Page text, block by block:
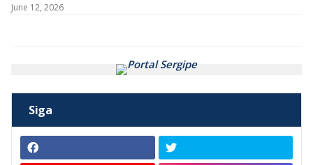
June 12, 2026
Siga